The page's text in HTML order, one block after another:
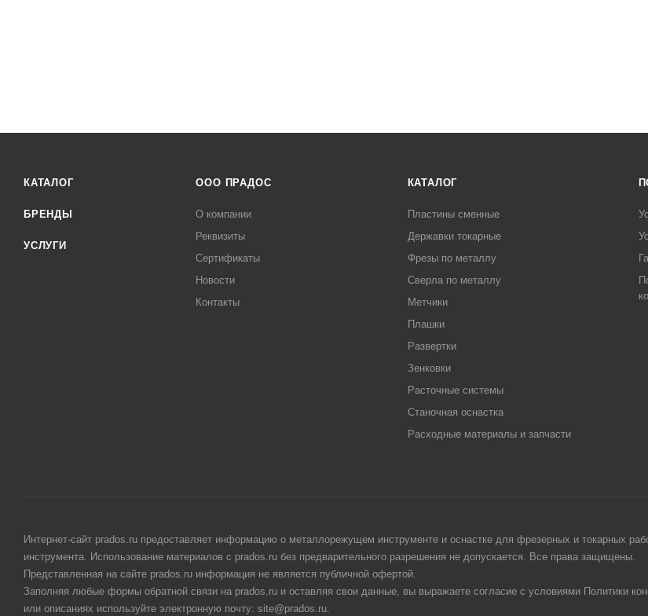
КАТАЛОГ
БРЕНДЫ
УСЛУГИ
ООО ПРАДОС
О компании
Реквизиты
Сертификаты
Новости
Контакты
КАТАЛОГ
Пластины сменные
Державки токарные
Фрезы по металлу
Сверла по металлу
Метчики
Плашки
Развертки
Зенковки
Расточные системы
Станочная оснастка
Расходные материалы и запчасти
Интернет-сайт prados.ru предоставляет информацию о металлорежущем инструменте и оснастке для фрезерных и токарных
инструмента. Использование материалов с prados.ru без предварительного разрешения не допускается. Все права защищены.
Представленная на сайте prados.ru информация не является публичной офертой.
Заполняя любые формы обратной связи на prados.ru и оставляя свои данные, вы выражаете согласие с условиями Политики
или описаниях используйте электронную почту: site@prados.ru.